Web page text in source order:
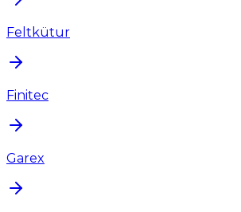
Feltkütur
Finitec
Garex